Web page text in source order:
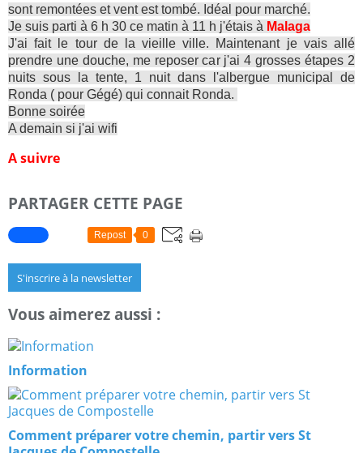
sont remontées et vent est tombé. Idéal pour marché.
Je suis parti à 6 h 30 ce matin à 11 h j'étais à Malaga
J'ai fait le tour de la vieille ville. Maintenant je vais allé
prendre une douche, me reposer car j'ai 4 grosses étapes 2
nuits sous la tente, 1 nuit dans l'albergue municipal de
Ronda ( pour Gégé) qui connait Ronda.
Bonne soirée
A demain si j'ai wifi
A suivre
PARTAGER CETTE PAGE
Repost 0
S'inscrire à la newsletter
Vous aimerez aussi :
Information
Comment préparer votre chemin, partir vers St